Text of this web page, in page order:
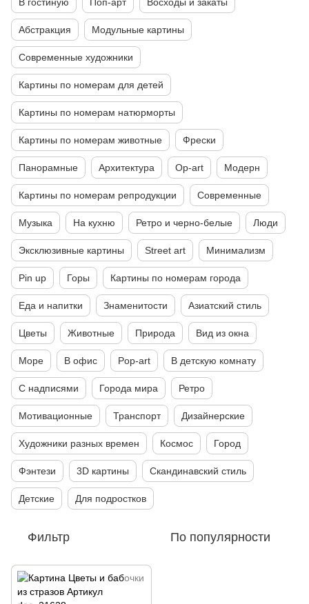
Абстракция Модульные картины
Современные художники
Картины по номерам для детей
Картины по номерам натюрморты
Картины по номерам животные Фрески
Панорамные Архитектура Op-art Модерн
Картины по номерам репродукции Современные
Музыка На кухню Ретро и черно-белые Люди
Эксклюзивные картины Street art Минимализм
Pin up Горы Картины по номерам города
Еда и напитки Знаменитости Азиатский стиль
Цветы Животные Природа Вид из окна
Море В офис Pop-art В детскую комнату
С надписями Города мира Ретро
Мотивационные Транспорт Дизайнерские
Художники разных времен Космос Город
Фэнтези 3D картины Скандинавский стиль
Детские Для подростков
Фильтр По популярности